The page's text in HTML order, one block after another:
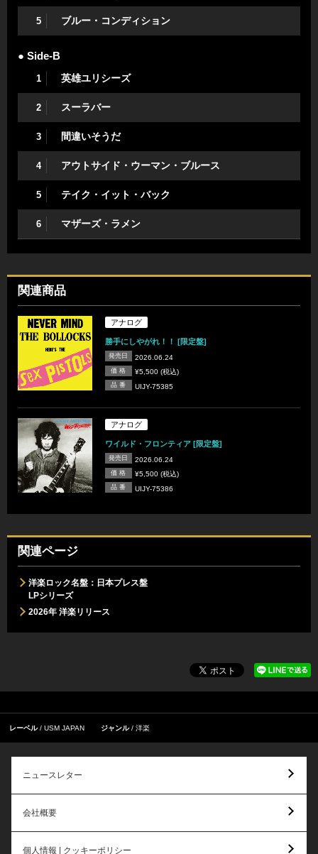
5 ブルー・コンディション
● Side-B
1 英雄ユリシーズ
2 スーラバー
3 間違いそうだ
4 アウトサイド・ウーマン・ブルース
5 テイク・イット・バック
6 マザーズ・ラメン
関連商品
アナログ
勝手にしやがれ！！ [限定盤]
発売日 2026.06.24
価 格 ¥5,500 (税込)
品 番 UIJY-75385
アナログ
ワイルド・フロンティア [限定盤]
発売日 2026.06.24
価 格 ¥5,500 (税込)
品 番 UIJY-75386
関連ページ
洋楽ロック名盤：日本プレス盤
LPシリーズ
2026年 洋楽リリース
レーベル USM JAPAN ジャンル 洋楽
ニュースレター
会社概要
個人情報 | クッキーポリシー